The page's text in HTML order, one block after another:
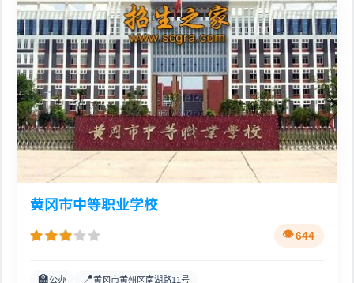
黄冈市中等职业学校
644
🏫公办 📍黄冈市黄州区南湖路11号